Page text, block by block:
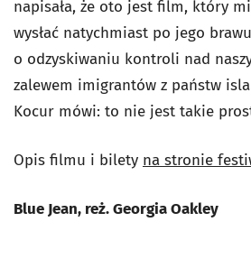
napisała, że oto jest film, który
wysłać natychmiast po jego
o odzyskiwaniu kontroli nad
zalewem imigrantów z państw
Kocur mówi: to nie jest takie
Opis filmu i bilety na stronie
Blue Jean, reż. Georgia Oakley